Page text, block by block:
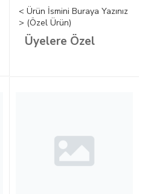
< Ürün İsmini Buraya Yazınız
> (Özel Ürün)
Üyelere Özel